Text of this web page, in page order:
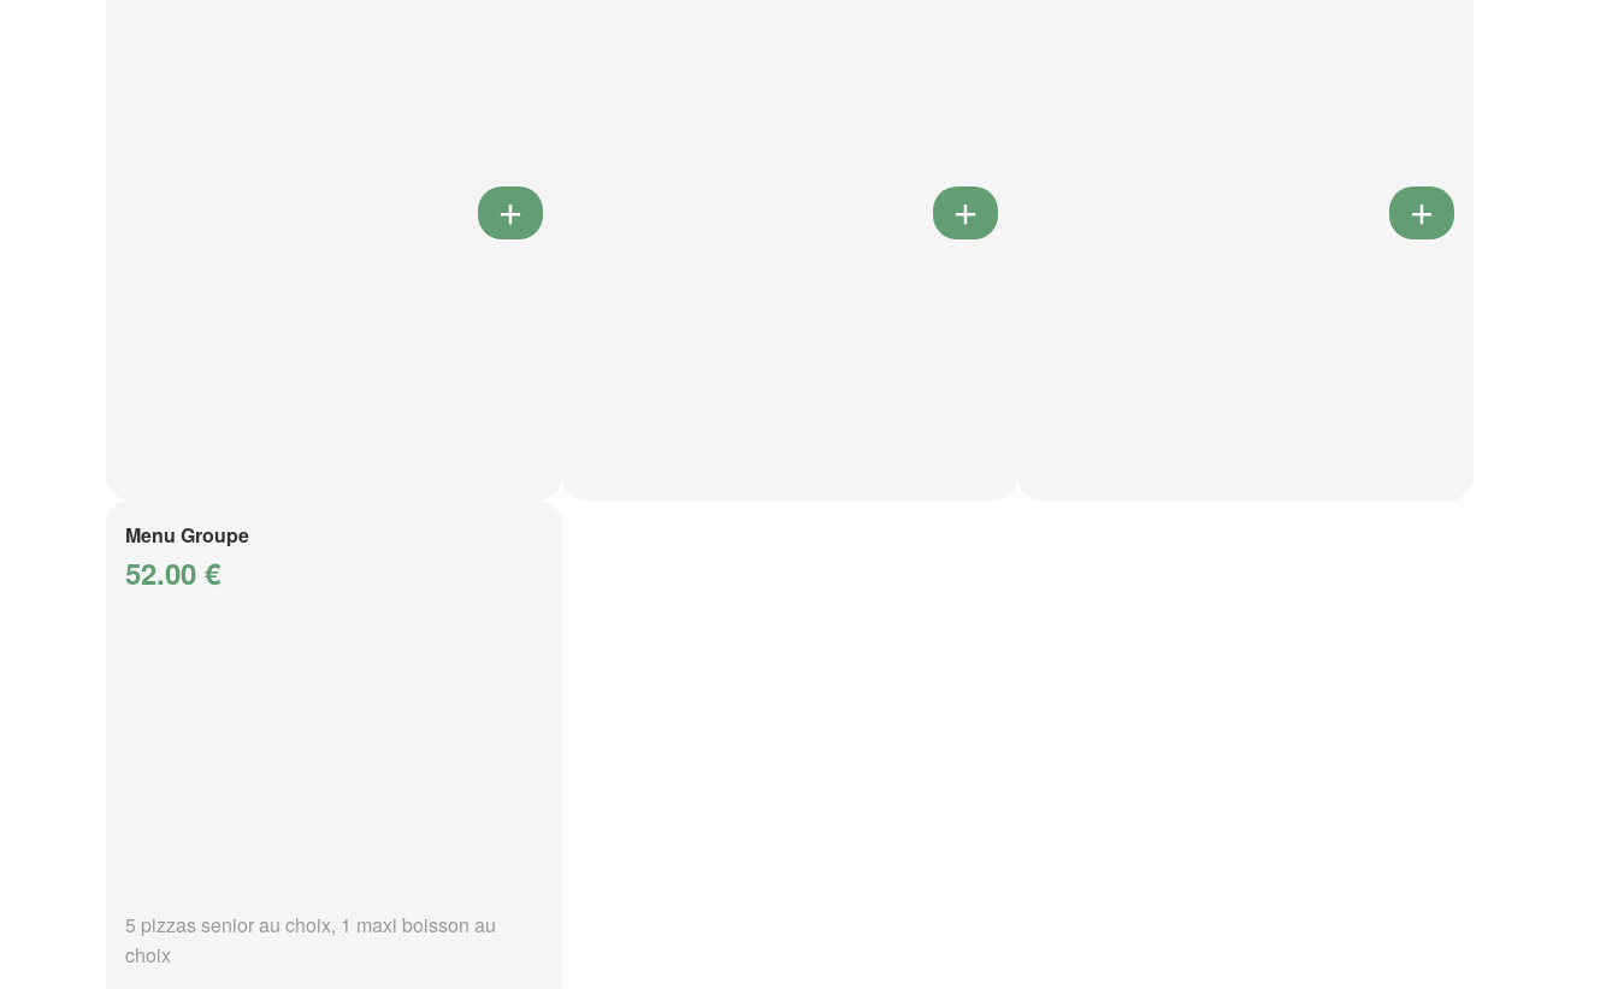
Menu Groupe
52.00 €
5 pizzas senior au choix, 1 maxi boisson au
choix